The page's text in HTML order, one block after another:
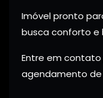
Imóvel pronto
busca conforto e
Entre em
agendamento de